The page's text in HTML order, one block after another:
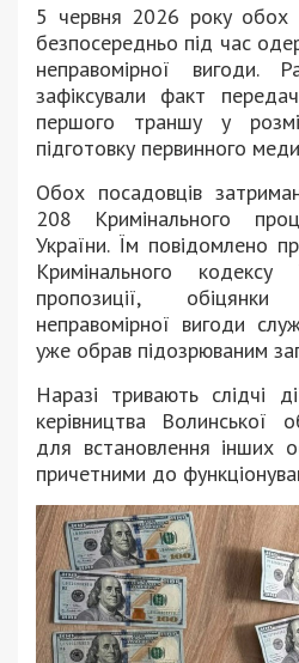
5 червня 2026 року обох
безпосередньо під час
неправомірної вигоди.
зафіксували факт
першого траншу у
підготовку первинного
Обох посадовців
208 Кримінального
України. Їм повідомлено
Кримінального кодексу
пропозиції,
неправомірної вигоди
уже обрав підозрюваним
Наразі тривають слідчі
керівництва Волинської
для встановлення інших
причетними до